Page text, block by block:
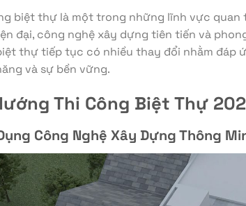
biệt thự là một trong những lĩnh vực
đại, công nghệ xây dựng tiên tiến và
thự tiếp tục có nhiều thay đổi nhằm đáp
và sự bền vững.
Thi Công Biệt Thự
Công Nghệ Xây Dựng Thông